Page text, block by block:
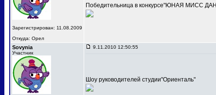
Зарегистрирован: 11.08.2009
Откуда: Орел
Победительница в конкурсе"ЮНАЯ МИСС
Sovynia
Участник
9.11.2010 12:50:55
Шоу руководителей студии"Ориенталь"